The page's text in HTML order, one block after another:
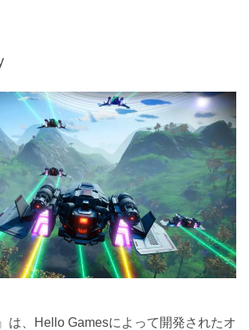
は、Hello Gamesによって開発されたオ